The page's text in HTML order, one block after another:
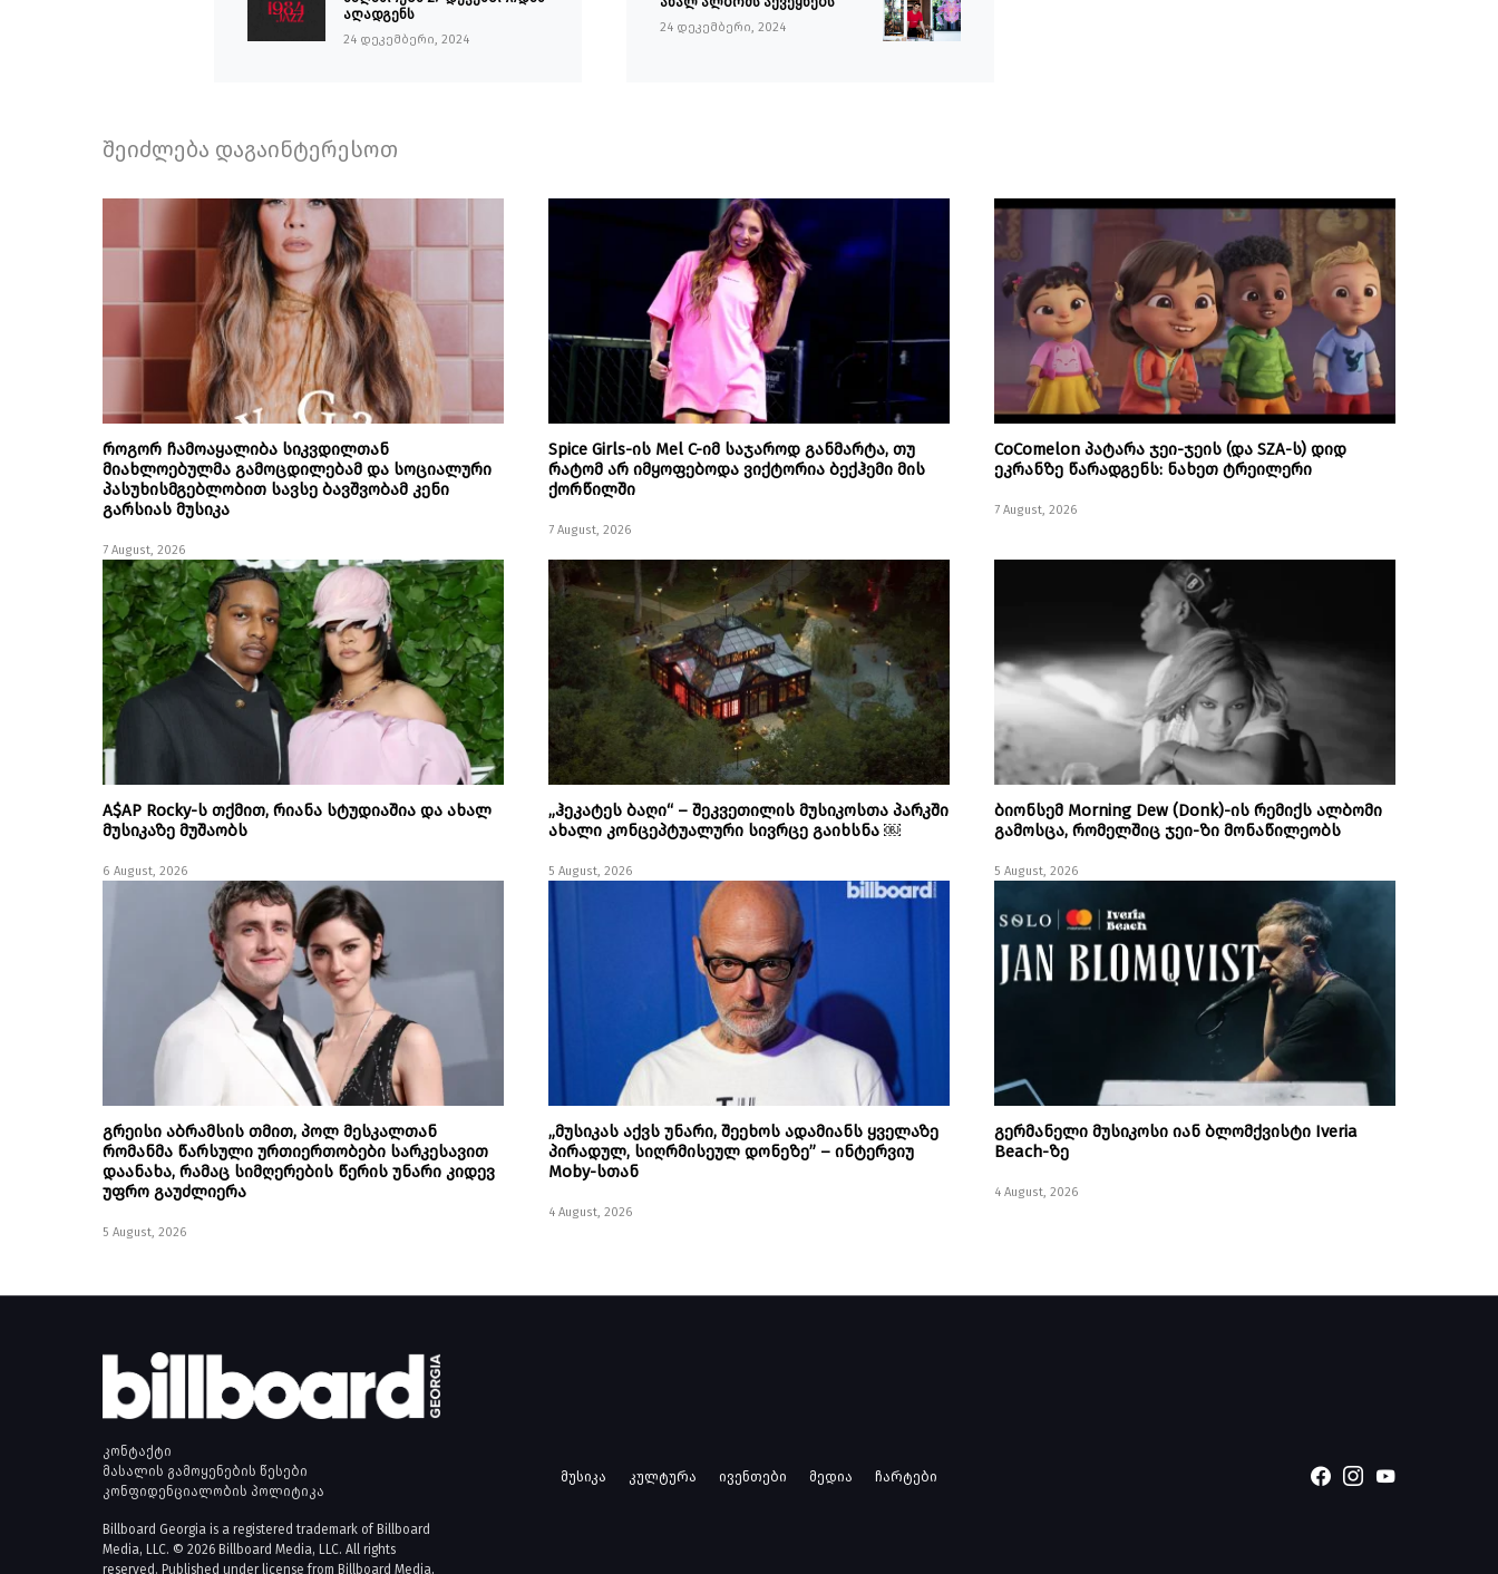
აღადგენს
24 დეკემბერი, 2024
24 დეკემბერი, 2024
შეიძლება დაგაინტერესოთ
როგორ ჩამოაყალიბა სიკვდილთან
მიახლოებულმა გამოცდილებამ და სოციალური
პასუხისმგებლობით სავსე ბავშვობამ კენი
გარსიას მუსიკა
7 August, 2026
Spice Girls-ის Mel C-იმ საჯაროდ განმარტა, თუ
რატომ არ იმყოფებოდა ვიქტორია ბექჰემი მის
ქორწილში
7 August, 2026
CoComelon პატარა ჯეი-ჯეის (და SZA-ს) დიდ
ეკრანზე წარადგენს: ნახეთ ტრეილერი
7 August, 2026
A$AP Rocky-ს თქმით, რიანა სტუდიაშია და ახალ
მუსიკაზე მუშაობს
6 August, 2026
„ჰეკატეს ბაღი“ – შეკვეთილის მუსიკოსთა პარკში
ახალი კონცეპტუალური სივრცე გაიხსნა ￼
5 August, 2026
ბიონსემ Morning Dew (Donk)-ის რემიქს ალბომი
გამოსცა, რომელშიც ჯეი-ზი მონაწილეობს
5 August, 2026
გრეისი აბრამსის თმით, პოლ მესკალთან
რომანმა წარსული ურთიერთობები სარკესავით
დაანახა, რამაც სიმღერების წერის უნარი კიდევ
უფრო გაუძლიერა
5 August, 2026
„მუსიკას აქვს უნარი, შეეხოს ადამიანს ყველაზე
პირადულ, სიღრმისეულ დონეზე” – ინტერვიუ
Moby-სთან
4 August, 2026
გერმანელი მუსიკოსი იან ბლომქვისტი Iveria
Beach-ზე
4 August, 2026
კონტაქტი
მასალის გამოყენების წესები
კონფიდენციალობის პოლიტიკა
Billboard Georgia is a registered trademark of Billboard
Media, LLC. © 2026 Billboard Media, LLC. All rights
reserved. Published under license from Billboard Media,
მუსიკა კულტურა ივენთები მედია ჩარტები